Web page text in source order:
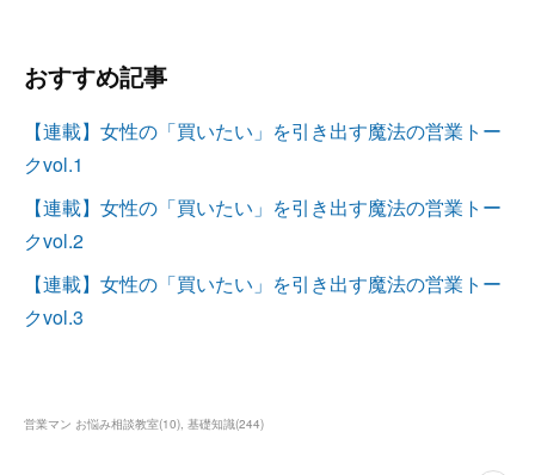
おすすめ記事
【連載】女性の「買いたい」を引き出す魔法の営業トー
クvol.1
【連載】女性の「買いたい」を引き出す魔法の営業トー
クvol.2
【連載】女性の「買いたい」を引き出す魔法の営業トー
クvol.3
営業マン お悩み相談教室(10) 基礎知識(244)